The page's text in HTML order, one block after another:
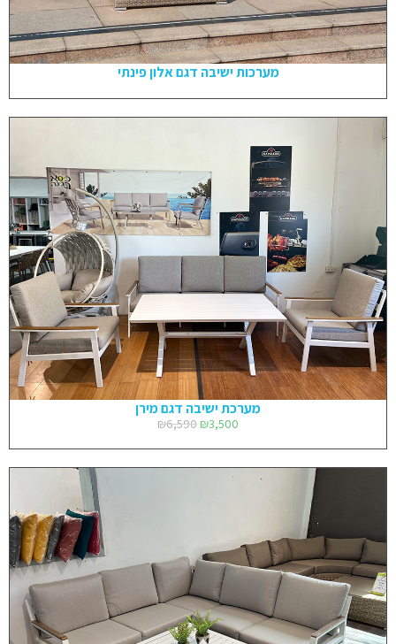
מערכות ישיבה דגם אלון פינתי
מערכת ישיבה דגם מירן
₪6,590 ₪3,500